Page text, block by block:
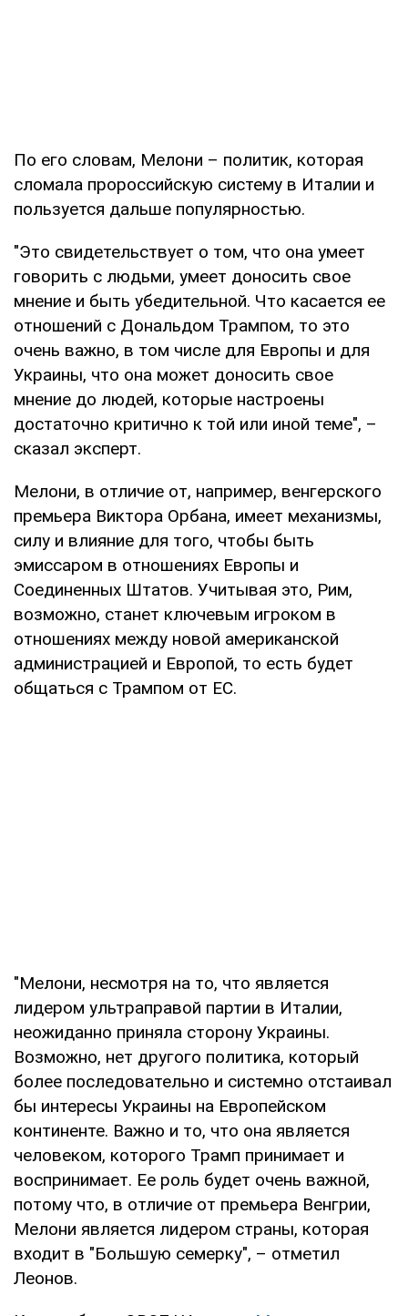
По его словам, Мелони – политик, которая
сломала пророссийскую систему в Италии и
пользуется дальше популярностью.
"Это свидетельствует о том, что она умеет
говорить с людьми, умеет доносить свое
мнение и быть убедительной. Что касается ее
отношений с Дональдом Трампом, то это
очень важно, в том числе для Европы и для
Украины, что она может доносить свое
мнение до людей, которые настроены
достаточно критично к той или иной теме", –
сказал эксперт.
Мелони, в отличие от, например, венгерского
премьера Виктора Орбана, имеет механизмы,
силу и влияние для того, чтобы быть
эмиссаром в отношениях Европы и
Соединенных Штатов. Учитывая это, Рим,
возможно, станет ключевым игроком в
отношениях между новой американской
администрацией и Европой, то есть будет
общаться с Трампом от ЕС.
"Мелони, несмотря на то, что является
лидером ультраправой партии в Италии,
неожиданно приняла сторону Украины.
Возможно, нет другого политика, который
более последовательно и системно отстаивал
бы интересы Украины на Европейском
континенте. Важно и то, что она является
человеком, которого Трамп принимает и
воспринимает. Ее роль будет очень важной,
потому что, в отличие от премьера Венгрии,
Мелони является лидером страны, которая
входит в "Большую семерку", – отметил
Леонов.